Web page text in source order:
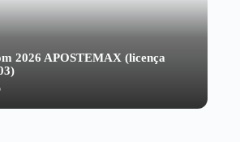
2026 APOSTEMAX (licença